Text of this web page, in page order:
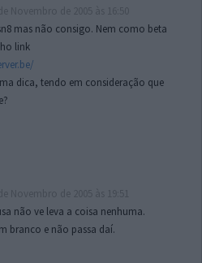
mas não consigo. Nem como beta
link
dica, tendo em consideração que
não ve leva a coisa nenhuma.
branco e não passa daí.